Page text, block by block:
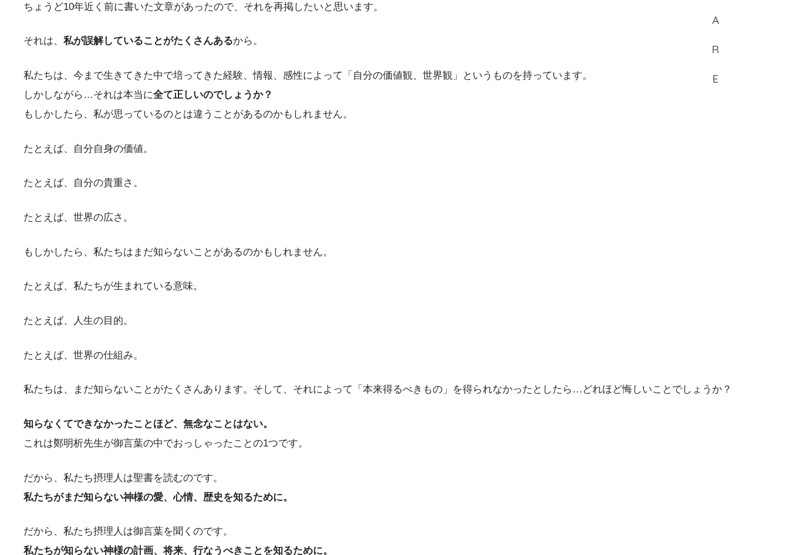
ちょうど10年近く前に書いた文章があったので、それを再掲したいと思います。
それは、 私が誤解していることがたくさんあるから。
私たちは、今まで生きてきた中で培ってきた経験、情報、感性によって「自分の価値観、世界観」というものを持っています。
しかしながら…それは本当に全て正しいのでしょうか？
もしかしたら、私が思っているのとは違うことがあるのかもしれません。
たとえば、自分自身の価値。
たとえば、自分の貴重さ。
たとえば、世界の広さ。
もしかしたら、私たちはまだ知らないことがあるのかもしれません。
たとえば、私たちが生まれている意味。
たとえば、人生の目的。
たとえば、世界の仕組み。
私たちは、まだ知らないことがたくさんあります。そして、それによって「本来得るべきもの」を得られなかったとしたら…どれほど悔しいことでしょうか？
知らなくてできなかったことほど、無念なことはない。
これは鄭明析先生が御言葉の中でおっしゃったことの1つです。
だから、私たち摂理人は聖書を読むのです。
私たちがまだ知らない神様の愛、心情、歴史を知るために。
だから、私たち摂理人は御言葉を聞くのです。
私たちが知らない神様の計画、将来、行なうべきことを知るために。